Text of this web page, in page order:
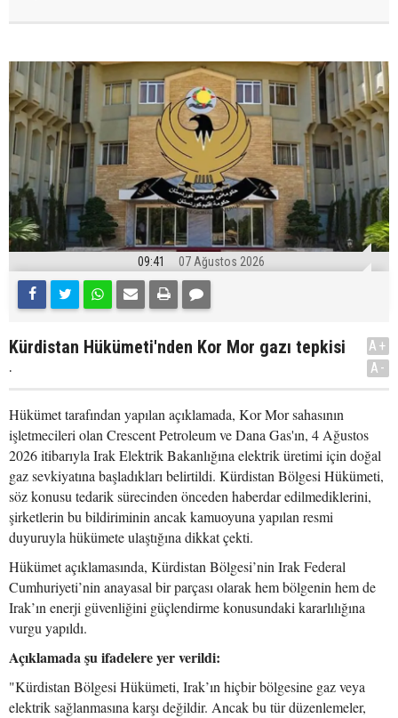
09:41 07 Ağustos 2026
Kürdistan Hükümeti'nden Kor Mor gazı tepkisi
.
A+
A-
Hükümet tarafından yapılan açıklamada, Kor Mor sahasının
işletmecileri olan Crescent Petroleum ve Dana Gas'ın, 4 Ağustos
2026 itibarıyla Irak Elektrik Bakanlığına elektrik üretimi için doğal
gaz sevkiyatına başladıkları belirtildi. Kürdistan Bölgesi Hükümeti,
söz konusu tedarik sürecinden önceden haberdar edilmediklerini,
şirketlerin bu bildiriminin ancak kamuoyuna yapılan resmi
duyuruyla hükümete ulaştığına dikkat çekti.
Hükümet açıklamasında, Kürdistan Bölgesi’nin Irak Federal
Cumhuriyeti’nin anayasal bir parçası olarak hem bölgenin hem de
Irak’ın enerji güvenliğini güçlendirme konusundaki kararlılığına
vurgu yapıldı.
Açıklamada şu ifadelere yer verildi:
"Kürdistan Bölgesi Hükümeti, Irak’ın hiçbir bölgesine gaz veya
elektrik sağlanmasına karşı değildir. Ancak bu tür düzenlemeler,